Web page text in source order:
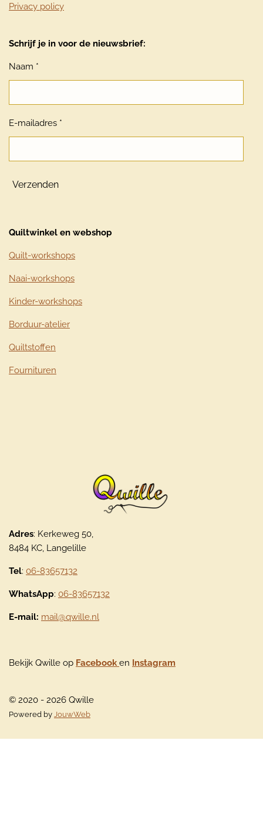
Privacy policy
Schrijf je in voor de nieuwsbrief:
Naam *
E-mailadres *
Verzenden
Quiltwinkel en webshop
Quilt-workshops
Naai-workshops
Kinder-workshops
Borduur-atelier
Quiltstoffen
Fournituren
Adres: Kerkeweg 50,
8484 KC, Langelille
Tel: 06-83657132
WhatsApp: 06-83657132
E-mail: mail@qwille.nl
Bekijk Qwille op Facebook en Instagram
© 2020 - 2026 Qwille
Powered by JouwWeb